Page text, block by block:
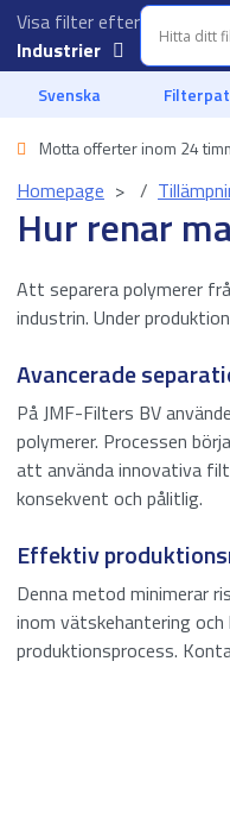
Visa filter efter
Industrier
Vattenbruk
Fordonsindustrin
Food & Beverage
Marin
Olja och gas
Processindustri
havsvatten
Lagring i tank
Rening av
Svenska
Motta offerter inom 24
Homepage
Hur renar
Att separera polymerer
industrin. Under
Avancerade
På JMF-Filters BV
polymerer. Processen
att använda innovativa
konsekvent och pålitlig.
Effektiv
Denna metod minimerar
inom vätskehantering
produktionsprocess.